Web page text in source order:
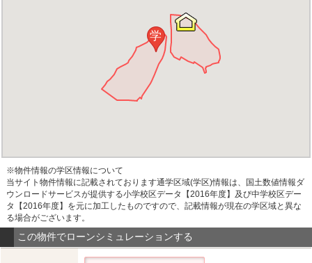
学
※物件情報の学区情報について
当サイト物件情報に記載されております通学区域(学区)情報は、国土数値情報ダ
ウンロードサービスが提供する小学校区データ【2016年度】及び中学校区デー
タ【2016年度】を元に加工したものですので、記載情報が現在の学区域と異な
る場合がございます。
この物件でローンシミュレーションする